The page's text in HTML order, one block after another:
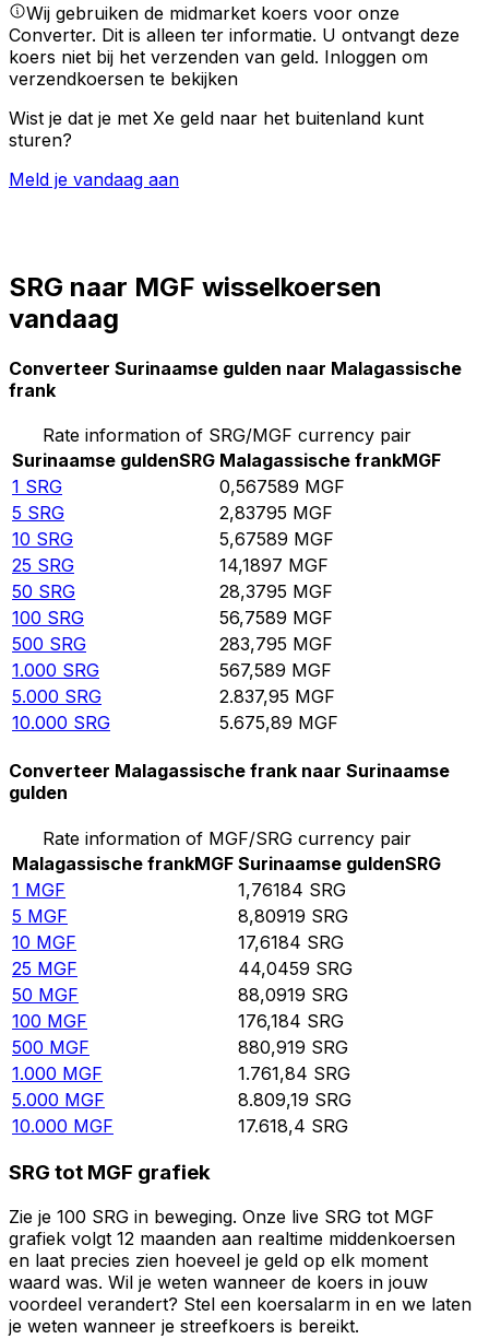
Wij gebruiken de midmarket koers voor onze
Converter. Dit is alleen ter informatie. U ontvangt deze
koers niet bij het verzenden van geld. Inloggen om
verzendkoersen te bekijken
Wist je dat je met Xe geld naar het buitenland kunt
sturen?
Meld je vandaag aan
SRG naar MGF wisselkoersen
vandaag
Converteer Surinaamse gulden naar Malagassische
frank
Rate information of SRG/MGF currency pair
Surinaamse guldenSRG Malagassische frankMGF
1 SRG 0,567589 MGF
5 SRG 2,83795 MGF
10 SRG 5,67589 MGF
25 SRG 14,1897 MGF
50 SRG 28,3795 MGF
100 SRG 56,7589 MGF
500 SRG 283,795 MGF
1.000 SRG 567,589 MGF
5.000 SRG 2.837,95 MGF
10.000 SRG 5.675,89 MGF
Converteer Malagassische frank naar Surinaamse
gulden
Rate information of MGF/SRG currency pair
Malagassische frankMGF Surinaamse guldenSRG
1 MGF 1,76184 SRG
5 MGF 8,80919 SRG
10 MGF 17,6184 SRG
25 MGF 44,0459 SRG
50 MGF 88,0919 SRG
100 MGF 176,184 SRG
500 MGF 880,919 SRG
1.000 MGF 1.761,84 SRG
5.000 MGF 8.809,19 SRG
10.000 MGF 17.618,4 SRG
SRG tot MGF grafiek
Zie je 100 SRG in beweging. Onze live SRG tot MGF
grafiek volgt 12 maanden aan realtime middenkoersen
en laat precies zien hoeveel je geld op elk moment
waard was. Wil je weten wanneer de koers in jouw
voordeel verandert? Stel een koersalarm in en we laten
je weten wanneer je streefkoers is bereikt.